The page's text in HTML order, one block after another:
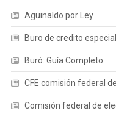
Aguinaldo por Ley
Buro de credito
Buró: Guía Completo
CFE comisión federal
Comisión federal de